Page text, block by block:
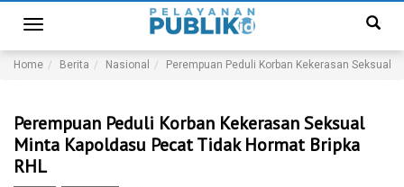
Toggle
navigation
Home Berita Nasional Perempuan Peduli Korban Kekerasan Seksual
Perempuan Peduli Korban Kekerasan Seksual
Minta Kapoldasu Pecat Tidak Hormat Bripka
RHL